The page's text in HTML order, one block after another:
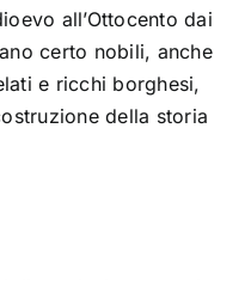
all’Ottocento dai
certo nobili, anche
e ricchi borghesi,
della storia